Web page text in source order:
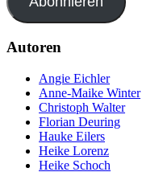
Autoren
Angie Eichler
Anne-Maike Winter
Christoph Walter
Florian Deuring
Hauke Eilers
Heike Lorenz
Heike Schoch